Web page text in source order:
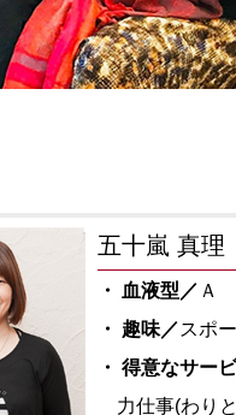
五十嵐 真理
・ 血液型／ Ａ
・ 趣味／スポ
・ 得意なサー
力仕事(わり